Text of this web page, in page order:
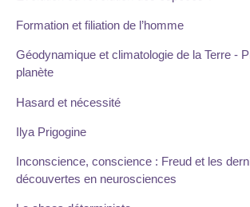
Formation et filiation de l’homme
Géodynamique et climatologie de la Terre -
planète
Hasard et nécessité
Ilya Prigogine
Inconscience, conscience : Freud et les
découvertes en neurosciences